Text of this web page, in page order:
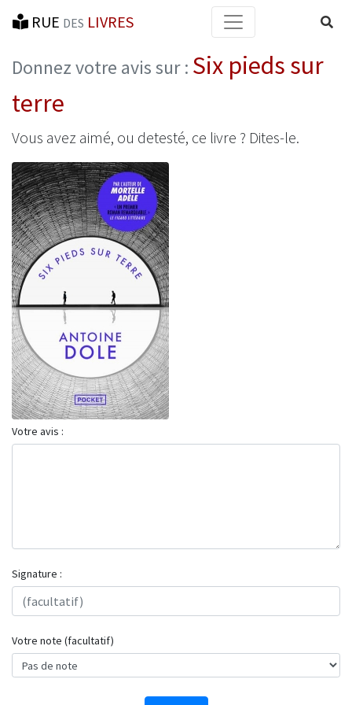
RUE DES LIVRES
Donnez votre avis sur : Six pieds sur
terre
Vous avez aimé, ou detesté, ce livre ? Dites-le.
Votre avis :
Signature :
Votre note (facultatif)